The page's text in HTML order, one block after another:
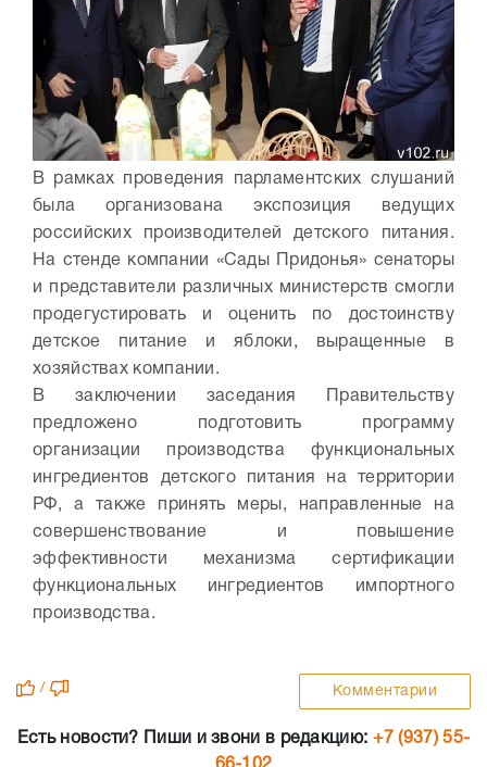
В рамках проведения парламентских слушаний
была организована экспозиция ведущих
российских производителей детского питания.
На стенде компании «Сады Придонья» сенаторы
и представители различных министерств смогли
продегустировать и оценить по достоинству
детское питание и яблоки, выращенные в
хозяйствах компании.
В заключении заседания Правительству
предложено подготовить программу
организации производства функциональных
ингредиентов детского питания на территории
РФ, а также принять меры, направленные на
совершенствование и повышение
эффективности механизма сертификации
функциональных ингредиентов импортного
производства.
/ Комментарии
Есть новости? Пиши и звони в редакцию: +7 (937) 55-